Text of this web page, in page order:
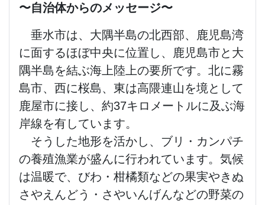
〜自治体からのメッセージ〜
垂水市は、大隅半島の北西部、鹿児島湾
に面するほぼ中央に位置し、鹿児島市と大
隅半島を結ぶ海上陸上の要所です。北に霧
島市、西に桜島、東は高隈連山を境として
鹿屋市に接し、約37キロメートルに及ぶ海
岸線を有しています。
そうした地形を活かし、ブリ・カンパチ
の養殖漁業が盛んに行われています。気候
は温暖で、びわ・柑橘類などの果実やきぬ
さやえんどう・さやいんげんなどの野菜の